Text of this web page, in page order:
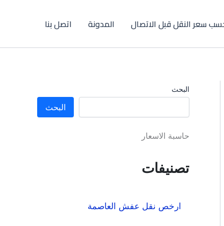
سعر النقل قبل الاتصال المدونة اتصل بنا
البحث
البحث
حاسبة الاسعار
تصنيفات
ارخص نقل عفش العاصمة